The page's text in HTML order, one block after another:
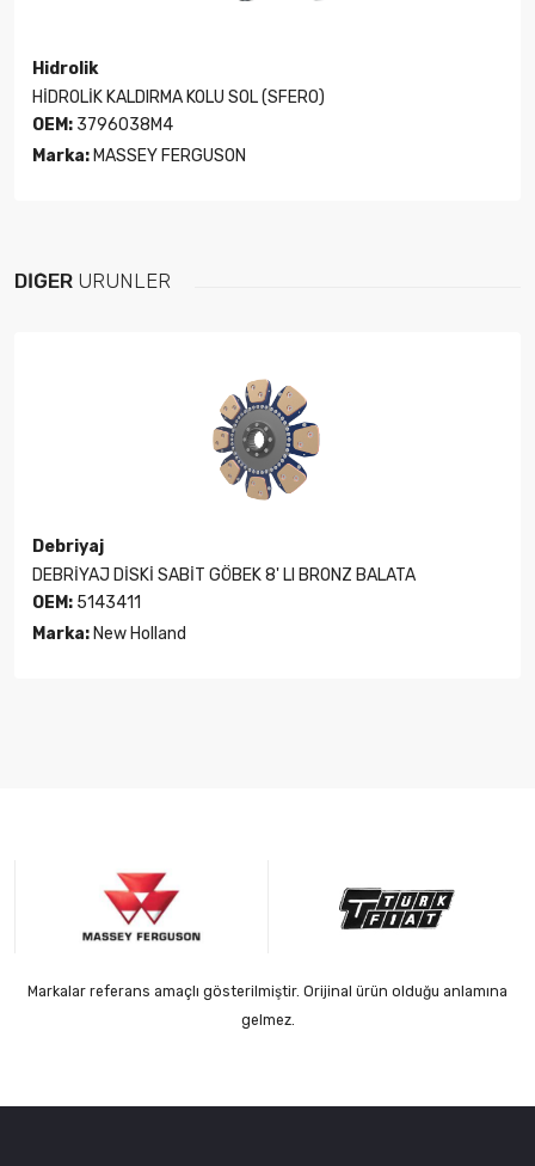
Hidrolik
HİDROLİK KALDIRMA KOLU SOL (SFERO)
OEM: 3796038M4
Marka: MASSEY FERGUSON
DIĞER ÜRÜNLER
Debriyaj
DEBRİYAJ DİSKİ SABİT GÖBEK 8' LI BRONZ BALATA
OEM: 5143411
Marka: New Holland
Markalar referans amaçlı gösterilmiştir. Orijinal ürün olduğu anlamına
gelmez.